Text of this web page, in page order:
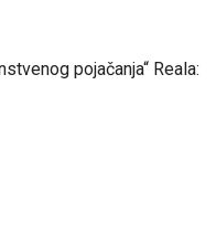
dobio nevjerovatan stadion
Svjetskog prvenstva želi otići
pojačanja“ Reala: